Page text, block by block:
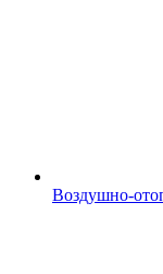
Воздушно-